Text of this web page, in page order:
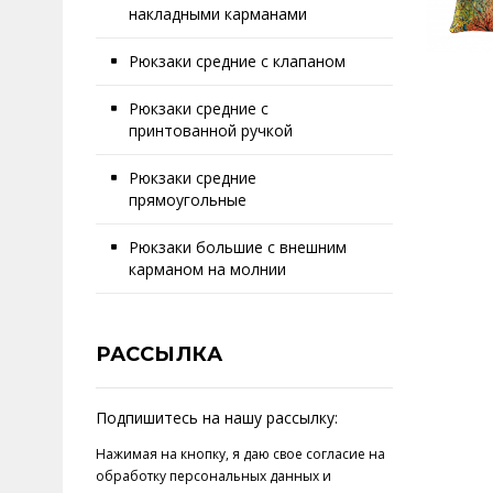
накладными карманами
Рюкзаки средние с клапаном
Рюкзаки средние с
принтованной ручкой
Рюкзаки средние
прямоугольные
Рюкзаки большие с внешним
карманом на молнии
РАССЫЛКА
Подпишитесь на нашу рассылку:
Нажимая на кнопку, я даю свое согласие на
обработку персональных данныхи